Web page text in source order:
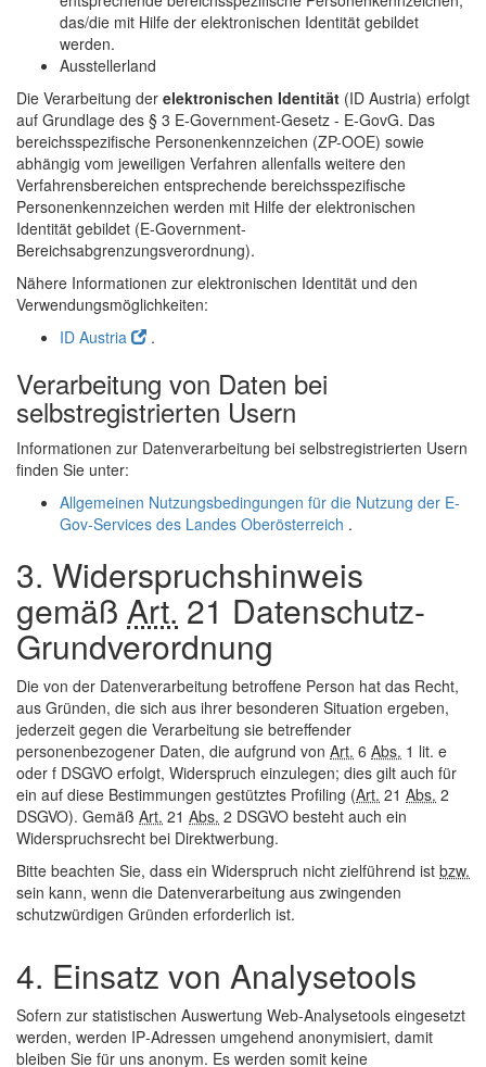
das/die mit Hilfe der elektronischen Identität gebildet
werden.
Ausstellerland
Die Verarbeitung der elektronischen Identität (ID Austria) erfolgt
auf Grundlage des § 3 E-Government-Gesetz - E-GovG. Das
bereichsspezifische Personenkennzeichen (ZP-OOE) sowie
abhängig vom jeweiligen Verfahren allenfalls weitere den
Verfahrensbereichen entsprechende bereichsspezifische
Personenkennzeichen werden mit Hilfe der elektronischen
Identität gebildet (E-Government-
Bereichsabgrenzungsverordnung).
Nähere Informationen zur elektronischen Identität und den
Verwendungsmöglichkeiten:
ID Austria
.
Verarbeitung von Daten bei
selbstregistrierten Usern
Informationen zur Datenverarbeitung bei selbstregistrierten Usern
finden Sie unter:
Allgemeinen Nutzungsbedingungen für die Nutzung der E-
Gov-Services des Landes Oberösterreich .
3. Widerspruchshinweis
gemäß Art. 21 Datenschutz-
Grundverordnung
Die von der Datenverarbeitung betroffene Person hat das Recht,
aus Gründen, die sich aus ihrer besonderen Situation ergeben,
jederzeit gegen die Verarbeitung sie betreffender
personenbezogener Daten, die aufgrund von Art. 6 Abs. 1 lit. e
oder f DSGVO erfolgt, Widerspruch einzulegen; dies gilt auch für
ein auf diese Bestimmungen gestütztes Profiling (Art. 21 Abs. 2
DSGVO). Gemäß Art. 21 Abs. 2 DSGVO besteht auch ein
Widerspruchsrecht bei Direktwerbung.
Bitte beachten Sie, dass ein Widerspruch nicht zielführend ist bzw.
sein kann, wenn die Datenverarbeitung aus zwingenden
schutzwürdigen Gründen erforderlich ist.
4. Einsatz von Analysetools
Sofern zur statistischen Auswertung Web-Analysetools eingesetzt
werden, werden IP-Adressen umgehend anonymisiert, damit
bleiben Sie für uns anonym. Es werden somit keine